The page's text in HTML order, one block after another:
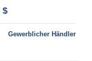
$
Gewerblicher Händler